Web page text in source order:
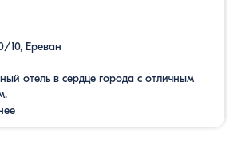
10, Ереван
отель в сердце города с отличным